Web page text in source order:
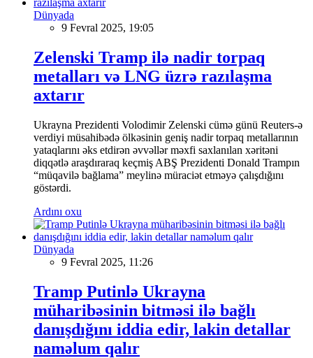
Dünyada
9 Fevral 2025, 19:05
Zelenski Tramp ilə nadir torpaq
metalları və LNG üzrə razılaşma
axtarır
Ukrayna Prezidenti Volodimir Zelenski cümə günü Reuters-ə
verdiyi müsahibədə ölkəsinin geniş nadir torpaq metallarının
yataqlarını əks etdirən əvvəllər məxfi saxlanılan xəritəni
diqqətlə araşdıraraq keçmiş ABŞ Prezidenti Donald Trampın
“müqavilə bağlama” meylinə müraciət etməyə çalışdığını
göstərdi.
Ardını oxu
Dünyada
9 Fevral 2025, 11:26
Tramp Putinlə Ukrayna
müharibəsinin bitməsi ilə bağlı
danışdığını iddia edir, lakin detallar
naməlum qalır